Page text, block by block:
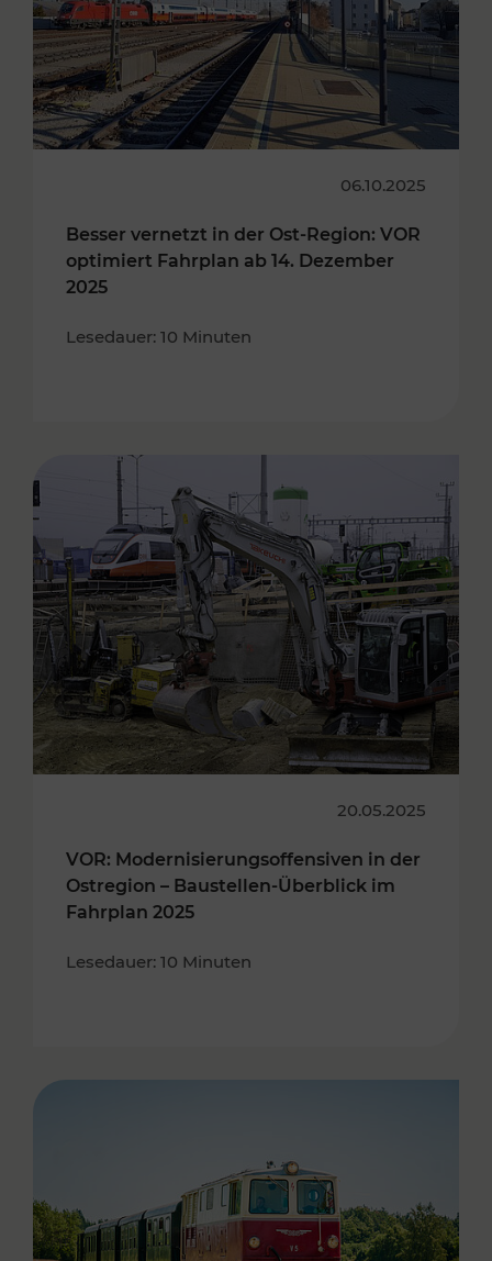
06.10.2025
Besser vernetzt in der Ost-Region: VOR
optimiert Fahrplan ab 14. Dezember
2025
Lesedauer: 10 Minuten
20.05.2025
VOR: Modernisierungsoffensiven in der
Ostregion – Baustellen-Überblick im
Fahrplan 2025
Lesedauer: 10 Minuten